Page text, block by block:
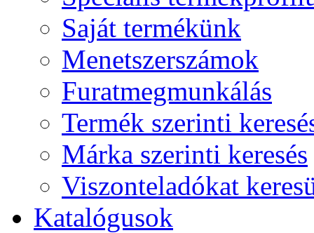
Saját termékünk
Menetszerszámok
Furatmegmunkálás
Termék szerinti
Márka szerinti keresés
Viszonteladókat
Katalógusok